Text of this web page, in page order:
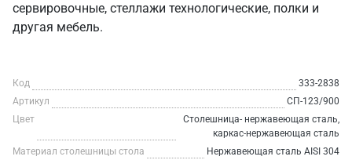
сервировочные, стеллажи технологические, полки и
другая мебель.
Код
333-2838
Артикул
СП-123/900
Цвет
Столешница- нержавеющая сталь,
каркас-нержавеющая сталь
Материал столешницы стола
Нержавеющая сталь AISI 304